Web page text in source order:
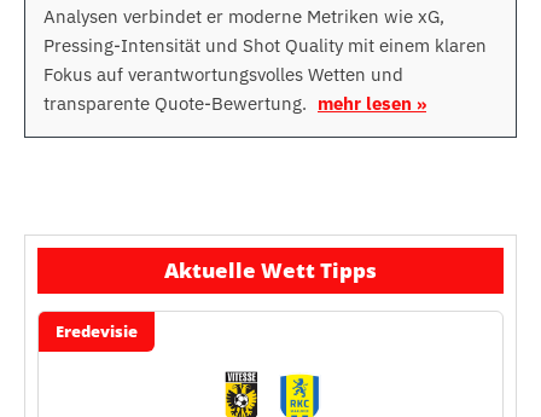
Analysen verbindet er moderne Metriken wie xG,
Pressing-Intensität und Shot Quality mit einem klaren
Fokus auf verantwortungsvolles Wetten und
transparente Quote-Bewertung. mehr lesen »
Aktuelle Wett Tipps
Eredevisie